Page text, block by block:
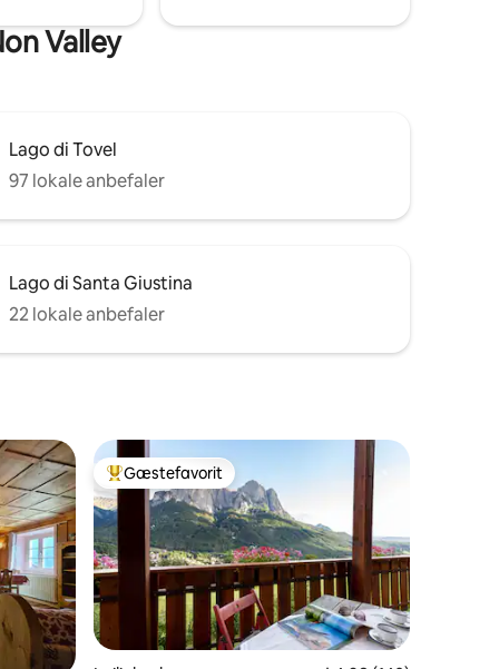
Valley
Lago di Tovel
97 lokale anbefaler
Lago di Santa Giustina
22 lokale anbefaler
Bedste gæstefavorit
Gæstefavorit